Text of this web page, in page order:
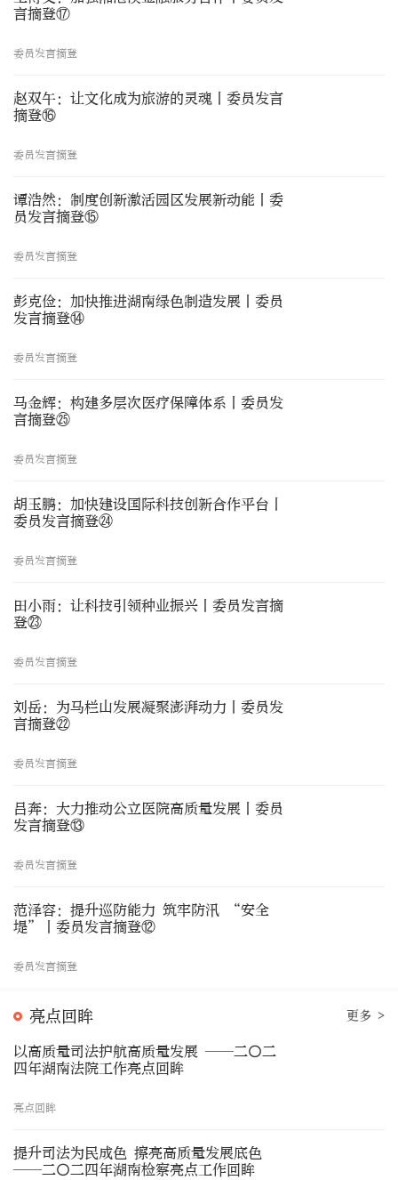
言摘登⑰
委员发言摘登
赵双午：让文化成为旅游的灵魂丨委员发言
摘登⑯
委员发言摘登
谭浩然：制度创新激活园区发展新动能丨委
员发言摘登⑮
委员发言摘登
彭克俭：加快推进湖南绿色制造发展丨委员
发言摘登⑭
委员发言摘登
马金辉：构建多层次医疗保障体系丨委员发
言摘登㉕
委员发言摘登
胡玉鹏：加快建设国际科技创新合作平台丨
委员发言摘登㉔
委员发言摘登
田小雨：让科技引领种业振兴丨委员发言摘
登㉓
委员发言摘登
刘岳：为马栏山发展凝聚澎湃动力丨委员发
言摘登㉒
委员发言摘登
吕奔：大力推动公立医院高质量发展丨委员
发言摘登⑬
委员发言摘登
范泽容：提升巡防能力 筑牢防汛 “安全
堤”丨委员发言摘登⑫
委员发言摘登
亮点回眸 更多 >
以高质量司法护航高质量发展 ——二〇二
四年湖南法院工作亮点回眸
亮点回眸
提升司法为民成色 擦亮高质量发展底色
——二〇二四年湖南检察亮点工作回眸